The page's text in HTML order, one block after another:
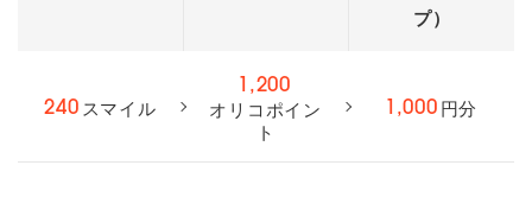
プ）
240 スマイル
1,200
オリコポイン
ト
1,000 円分